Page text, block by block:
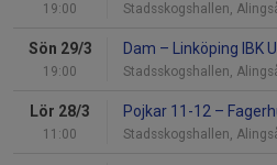
19:00 Stadsskogshallen,
Sön 29/3
19:00
Dam – Linköping IBK
Stadsskogshallen,
Lör 28/3
11:00
Pojkar 11-12 – Fagerhult
Stadsskogshallen,